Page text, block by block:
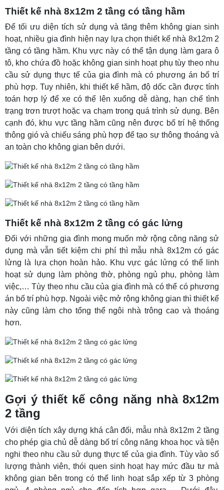
Thiết kế nhà 8x12m 2 tầng có tầng hầm
Để tối ưu diện tích sử dụng và tăng thêm không gian sinh
hoạt, nhiều gia đình hiện nay lựa chọn thiết kế nhà 8x12m 2
tầng có tầng hầm. Khu vực này có thể tận dụng làm gara ô
tô, kho chứa đồ hoặc không gian sinh hoạt phụ tùy theo nhu
cầu sử dụng thực tế của gia đình mà có phương án bố trí
phù hợp. Tuy nhiên, khi thiết kế hầm, độ dốc cần được tính
toán hợp lý để xe có thể lên xuống dễ dàng, hạn chế tình
trạng trơn trượt hoặc va chạm trong quá trình sử dụng. Bên
cạnh đó, khu vực tầng hầm cũng nên được bố trí hệ thống
thông gió và chiếu sáng phù hợp để tạo sự thông thoáng và
an toàn cho không gian bên dưới.
Thiết kế nhà 8x12m 2 tầng có gác lửng
Đối với những gia đình mong muốn mở rộng công năng sử
dụng mà vẫn tiết kiệm chi phí thì mẫu nhà 8x12m có gác
lửng là lựa chọn hoàn hảo. Khu vực gác lửng có thể linh
hoạt sử dụng làm phòng thờ, phòng ngủ phụ, phòng làm
việc,… Tùy theo nhu cầu của gia đình mà có thể có phương
án bố trí phù hợp. Ngoài việc mở rộng không gian thì thiết kế
này cũng làm cho tổng thể ngôi nhà trông cao và thoáng
hơn.
Gợi ý thiết kế công năng nhà 8x12m
2 tầng
Với diện tích xây dựng khá cân đối, mẫu nhà 8x12m 2 tầng
cho phép gia chủ dễ dàng bố trí công năng khoa học và tiện
nghi theo nhu cầu sử dụng thực tế của gia đình. Tùy vào số
lượng thành viên, thói quen sinh hoạt hay mức đầu tư mà
không gian bên trong có thể linh hoạt sắp xếp từ 3 phòng